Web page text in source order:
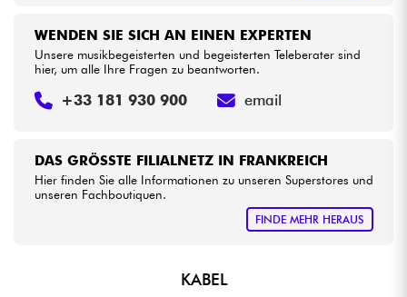
• Star'SMusic LILLE
• Star' SMusicTOULOUSE
DAS GRÖSSTE FILIALNETZ IN FRANKREICH
Hier finden Sie alle Informationen zu unseren Superstores und
unseren Fachboutiquen.
FINDE MEHR HERAUS
WENDEN SIE SICH AN EINEN EXPERTEN
Unsere musikbegeisterten und begeisterten Teleberater sind
hier, um alle Ihre Fragen zu beantworten.
+33 181 930 900 email
KABEL